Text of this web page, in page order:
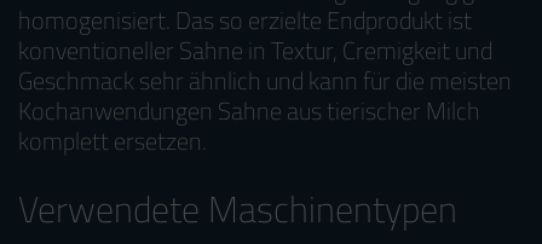
homogenisiert. Das so erzielte Endprodukt ist
konventioneller Sahne in Textur, Cremigkeit und
Geschmack sehr ähnlich und kann für die meisten
Kochanwendungen Sahne aus tierischer Milch
komplett ersetzen.
Verwendete Maschinentypen